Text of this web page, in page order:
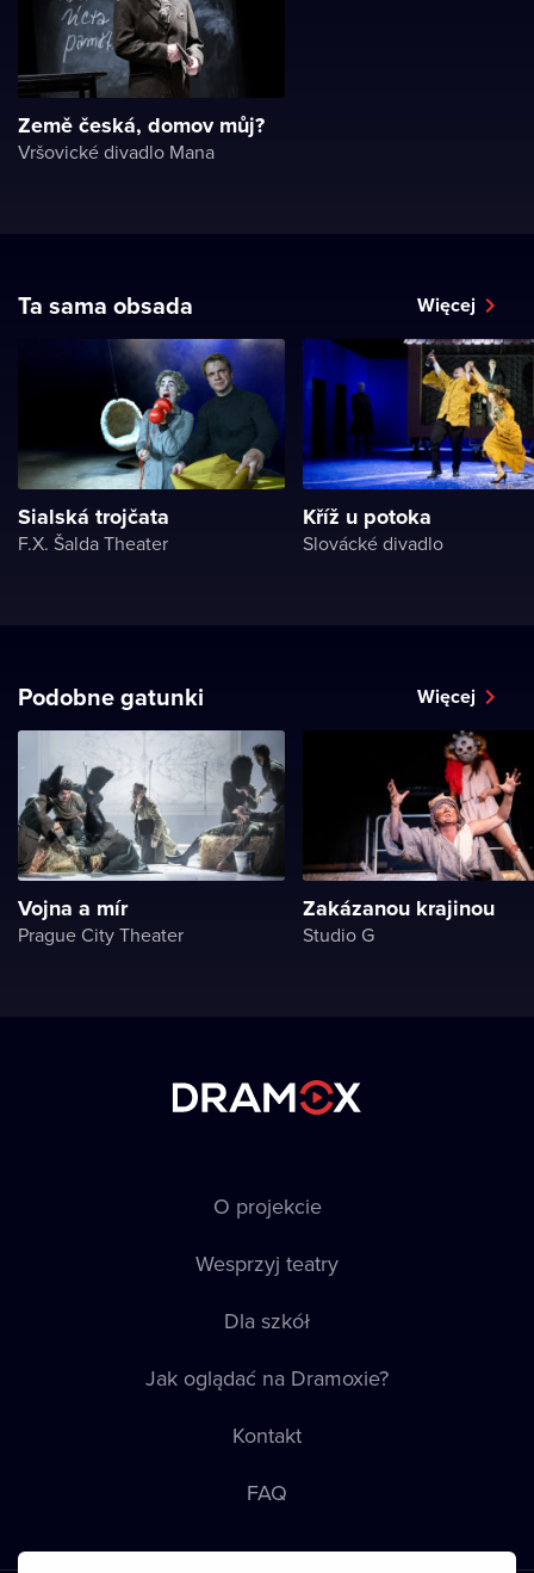
Země česká, domov můj?
Vršovické divadlo Mana
Ta sama obsada Więcej
Sialská trojčata
F.X. Šalda Theater
Kříž u potoka
Slovácké divadlo
Podobne gatunki Więcej
Vojna a mír
Prague City Theater
Zakázanou krajinou
Studio G
O projekcie
Wesprzyj teatry
Dla szkół
Jak oglądać na Dramoxie?
Kontakt
FAQ